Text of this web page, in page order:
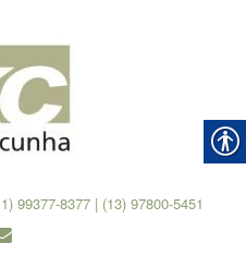
99377-8377 | (13) 97800-5451